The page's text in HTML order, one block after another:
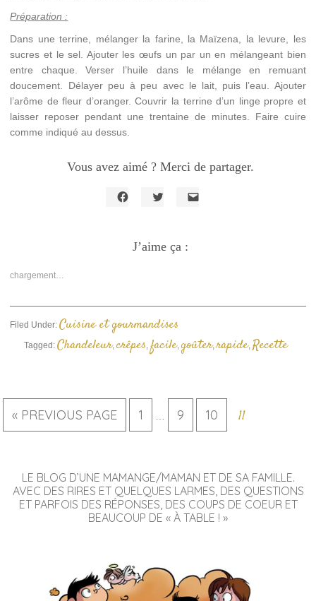
Préparation :
Dans une terrine, mélanger la farine, la Maïzena, la levure, les
sucres et le sel. Ajouter les œufs un par un en mélangeant bien
entre chaque. Verser l’huile dans le mélange en remuant
doucement. Délayer peu à peu avec le lait, puis l’eau. Ajouter
l’arôme de fleur d’oranger. Couvrir la terrine d’un linge propre et
laisser reposer pendant une trentaine de minutes. Faire cuire
comme indiqué au dessus.
Vous avez aimé ? Merci de partager.
Facebook(ouvre
dans
Twitter(ouvre
dans
dans
fenêtre)
J’aime ça :
chargement…
Filed Under:Cuisine et gourmandises
Tagged:Chandeleur,crêpes,facile,goûter,rapide,Recette
« PREVIOUS PAGE 1 9 10 11
LE BLOG D’UNE MAMANGE/MAMAN ET DE SA FAMILLE.
AVEC DES RIRES ET QUELQUES LARMES, DES QUESTIONS
ET PARFOIS DES RÉPONSES, DES COUPS DE COEUR ET
BEAUCOUP DE « À TABLE ! »